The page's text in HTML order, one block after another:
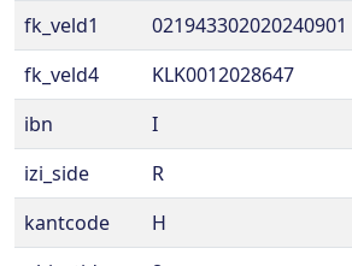
fk_veld1
021943302020240901
fk_veld4
KLK0012028647
ibn
I
izi_side
R
kantcode
H